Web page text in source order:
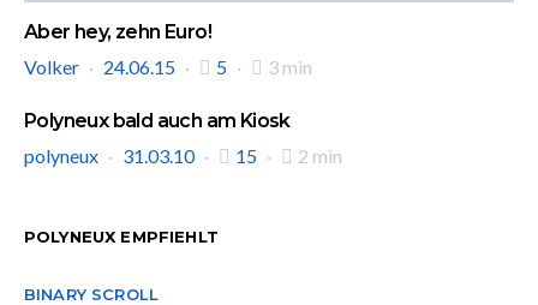
Aber hey, zehn Euro!
Volker
24.06.15 5 3 min
Polyneux bald auch am Kiosk
polyneux
31.03.10 15 2 min
POLYNEUX EMPFIEHLT
BINARY SCROLL